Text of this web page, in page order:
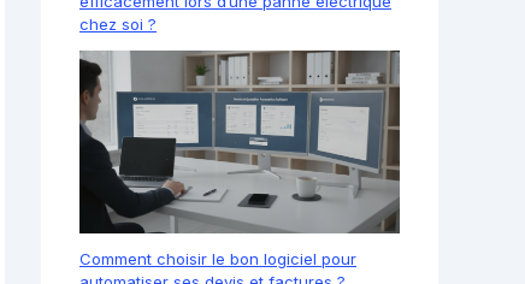
chez soi ?
Comment choisir le bon logiciel pour